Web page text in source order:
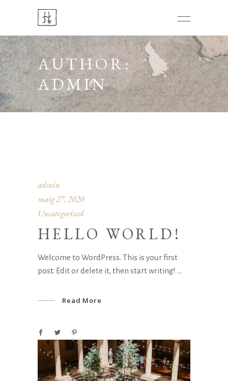
AUTHOR:
ADMIN
admin
maig 27, 2020
Uncategorized
HELLO WORLD!
Welcome to WordPress. This is your first
post. Edit or delete it, then start writing!
Read More